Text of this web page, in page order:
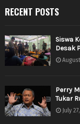
RECENT POSTS
Siswa
Desak
Perry
Tukar
July